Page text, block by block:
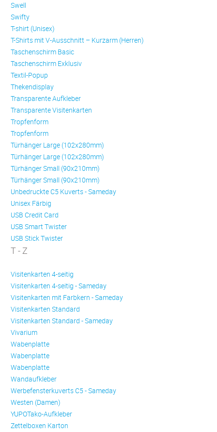
Swell
Swifty
T-shirt (Unisex)
T-Shirts mit V-Ausschnitt – Kurzarm (Herren)
Taschenschirm Basic
Taschenschirm Exklusiv
Textil-Popup
Thekendisplay
Transparente Aufkleber
Transparente Visitenkarten
Trop­fen­form
Trop­fen­form
Türhänger Large (102x280mm)
Türhänger Large (102x280mm)
Türhänger Small (90x210mm)
Türhänger Small (90x210mm)
Unbedruckte C5 Kuverts - Sameday
Unisex Färbig
USB Credit Card
USB Smart Twister
USB Stick Twister
T - Z
Visitenkarten 4-seitig
Visitenkarten 4-seitig - Sameday
Visitenkarten mit Farbkern - Sameday
Visitenkarten Standard
Visitenkarten Standard - Sameday
Vivarium
Wabenplatte
Wabenplatte
Wabenplatte
Wandaufkleber
Werbefensterkuverts C5 - Sameday
Westen (Damen)
YUPOTako-Aufkleber
Zettelboxen Karton